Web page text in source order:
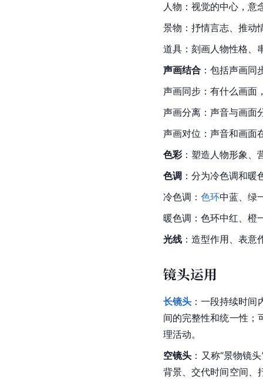
人物：视觉的中心，意
景物：抒情言志、推动
道具：刻画人物性格、
声画结合 ：包括声画同
声画同步：有什么画面
声画分离：声音与画面
声画对位：声音和画面
色彩 ：塑造人物形象
色调 ：分为冷色调和暖
冷色调： 色环中蓝、绿
暖色调：色环中红、橙
光线 ：造型作用、表意
镜头运用
长镜头 ：一段持续时
间的完整性和统一性；
理活动。
空镜头 ：又称“景物镜
背景、交代时间空间、